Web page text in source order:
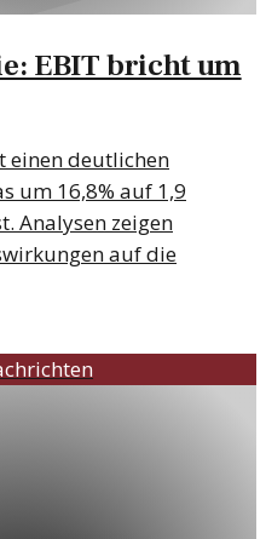
EBIT bricht um
einen deutlichen
um 16,8% auf 1,9
Analysen zeigen
auf die